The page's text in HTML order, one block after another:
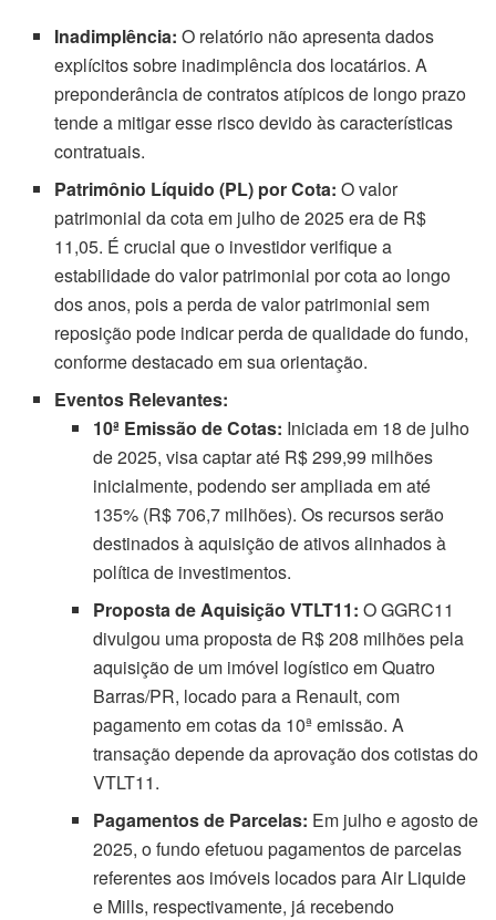
Inadimplência: O relatório não apresenta dados
explícitos sobre inadimplência dos locatários. A
preponderância de contratos atípicos de longo prazo
tende a mitigar esse risco devido às características
contratuais.
Patrimônio Líquido (PL) por Cota: O valor
patrimonial da cota em julho de 2025 era de R$
11,05. É crucial que o investidor verifique a
estabilidade do valor patrimonial por cota ao longo
dos anos, pois a perda de valor patrimonial sem
reposição pode indicar perda de qualidade do fundo,
conforme destacado em sua orientação.
Eventos Relevantes:
10ª Emissão de Cotas: Iniciada em 18 de julho
de 2025, visa captar até R$ 299,99 milhões
inicialmente, podendo ser ampliada em até
135% (R$ 706,7 milhões). Os recursos serão
destinados à aquisição de ativos alinhados à
política de investimentos.
Proposta de Aquisição VTLT11: O GGRC11
divulgou uma proposta de R$ 208 milhões pela
aquisição de um imóvel logístico em Quatro
Barras/PR, locado para a Renault, com
pagamento em cotas da 10ª emissão. A
transação depende da aprovação dos cotistas do
VTLT11.
Pagamentos de Parcelas: Em julho e agosto de
2025, o fundo efetuou pagamentos de parcelas
referentes aos imóveis locados para Air Liquide
e Mills, respectivamente, já recebendo